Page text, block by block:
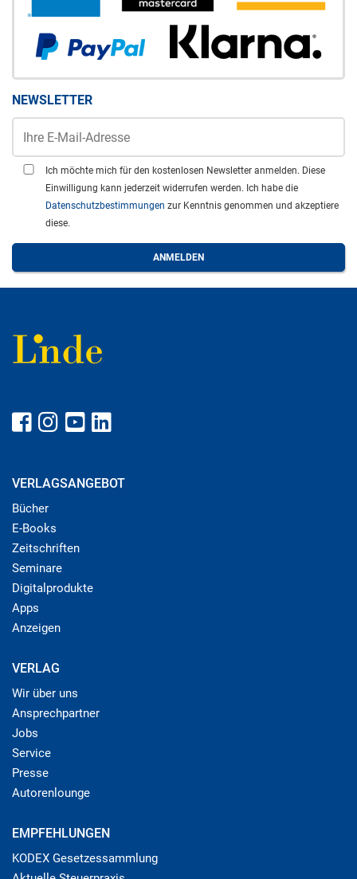
NEWSLETTER
Ich möchte mich für den kostenlosen Newsletter anmelden. Diese
Einwilligung kann jederzeit widerrufen werden. Ich habe die
Datenschutzbestimmungen zur Kenntnis genommen und akzeptiere
diese.
VERLAGSANGEBOT
Bücher
E-Books
Zeitschriften
Seminare
Digitalprodukte
Apps
Anzeigen
VERLAG
Wir über uns
Ansprechpartner
Jobs
Service
Presse
Autorenlounge
EMPFEHLUNGEN
KODEX Gesetzessammlung